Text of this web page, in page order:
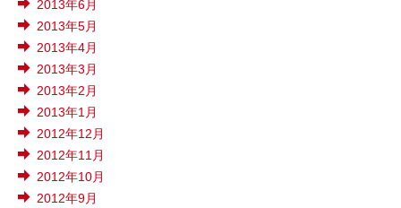
2013年6月
2013年5月
2013年4月
2013年3月
2013年2月
2013年1月
2012年12月
2012年11月
2012年10月
2012年9月